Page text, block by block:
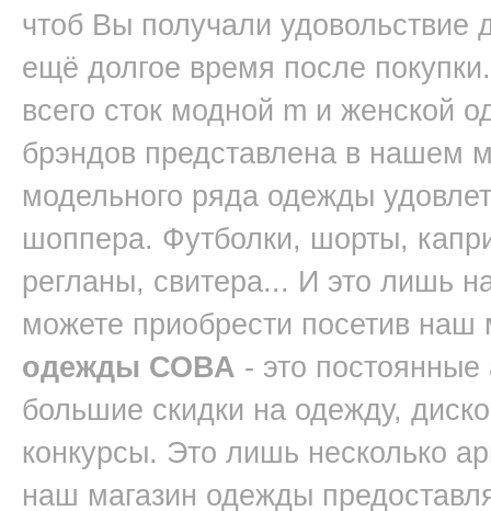
чтоб Вы получали удовольствие
ещё долгое время после покупки.
всего сток модной m и женской
брэндов представлена в нашем
модельного ряда одежды
шоппера. Футболки, шорты,
регланы, свитера... И это лишь
можете приобрести посетив
одежды СОВА - это
большие скидки на одежду,
конкурсы. Это лишь несколько
наш магазин одежды